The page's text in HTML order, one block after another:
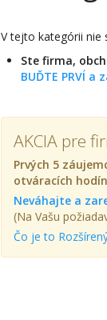
V tejto kategórii nie
Ste firma,
BUĎTE PRVÍ
AKCIA pre
Prvých 5
otváracích
Neváhajte a
(Na Vašu
Čo je to